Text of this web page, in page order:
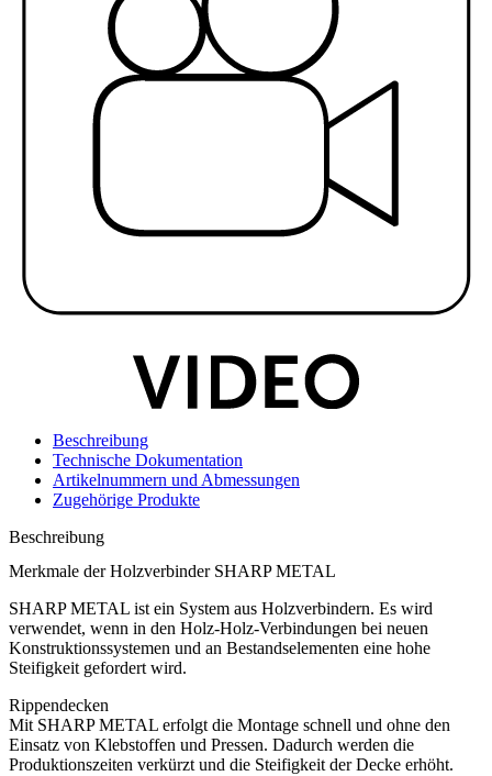
Beschreibung
Technische Dokumentation
Artikelnummern und Abmessungen
Zugehörige Produkte
Beschreibung
Merkmale der Holzverbinder SHARP METAL
SHARP METAL ist ein System aus Holzverbindern. Es wird
verwendet, wenn in den Holz-Holz-Verbindungen bei neuen
Konstruktionssystemen und an Bestandselementen eine hohe
Steifigkeit gefordert wird.
Rippendecken
Mit SHARP METAL erfolgt die Montage schnell und ohne den
Einsatz von Klebstoffen und Pressen. Dadurch werden die
Produktionszeiten verkürzt und die Steifigkeit der Decke erhöht.